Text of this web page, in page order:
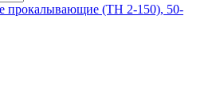
прокалывающие (ТН 2-150), 50-